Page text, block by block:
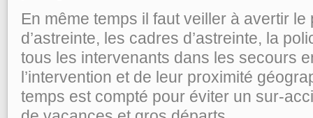
En même temps il faut veiller à avertir
d’astreinte, les cadres d’astreinte, la
tous les intervenants dans les secours
l’intervention et de leur proximité
temps est compté pour éviter un sur-